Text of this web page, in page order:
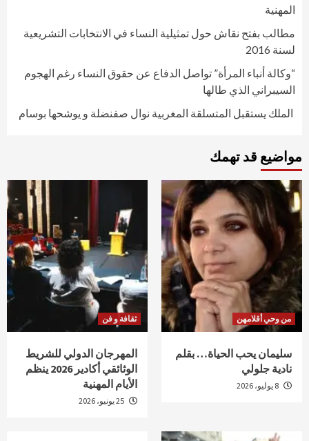
المهنية
مطالب بفتح نقاش حول تمثيلية النساء في الانتخابات التشريعية
لسنة 2016
“وكالة أنباء المرأة” تواصل الدفاع عن حقوق النساء رغم الهجوم
السيبراني الذي طالها
الملك يستقبل المتسلقة المغربية نوال صفنضلة و يوشحها بوسام
مواضيع قد تهمك
من وحي أقلامهن
سليمان يحب الحياة… بقلم
نادية جلولي
ثقافة و فن
المهرجان الدولي للشريط
الوثائقي أكادير 2026 ينظم
الأيام المهنية